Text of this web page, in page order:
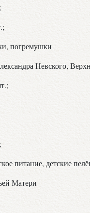
погремушки
Невского,
питание, детские
Матери